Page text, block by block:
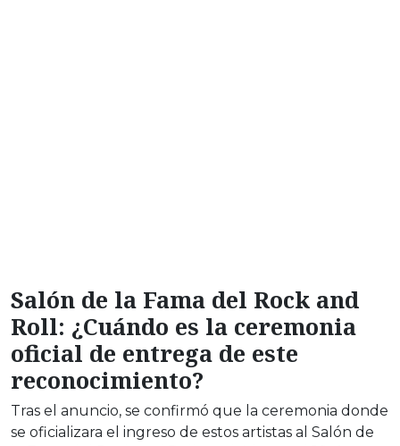
Salón de la Fama del Rock and
Roll: ¿Cuándo es la ceremonia
oficial de entrega de este
reconocimiento?
Tras el anuncio, se confirmó que la ceremonia donde
se oficializara el ingreso de estos artistas al Salón de